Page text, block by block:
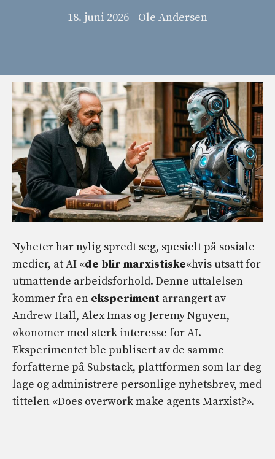
18. juni 2026 - Ole Andersen
Nyheter har nylig spredt seg, spesielt på sosiale
medier, at AI «de blir marxistiske«hvis utsatt for
utmattende arbeidsforhold. Denne uttalelsen
kommer fra en eksperiment arrangert av
Andrew Hall, Alex Imas og Jeremy Nguyen,
økonomer med sterk interesse for AI.
Eksperimentet ble publisert av de samme
forfatterne på Substack, plattformen som lar deg
lage og administrere personlige nyhetsbrev, med
tittelen «Does overwork make agents Marxist?».